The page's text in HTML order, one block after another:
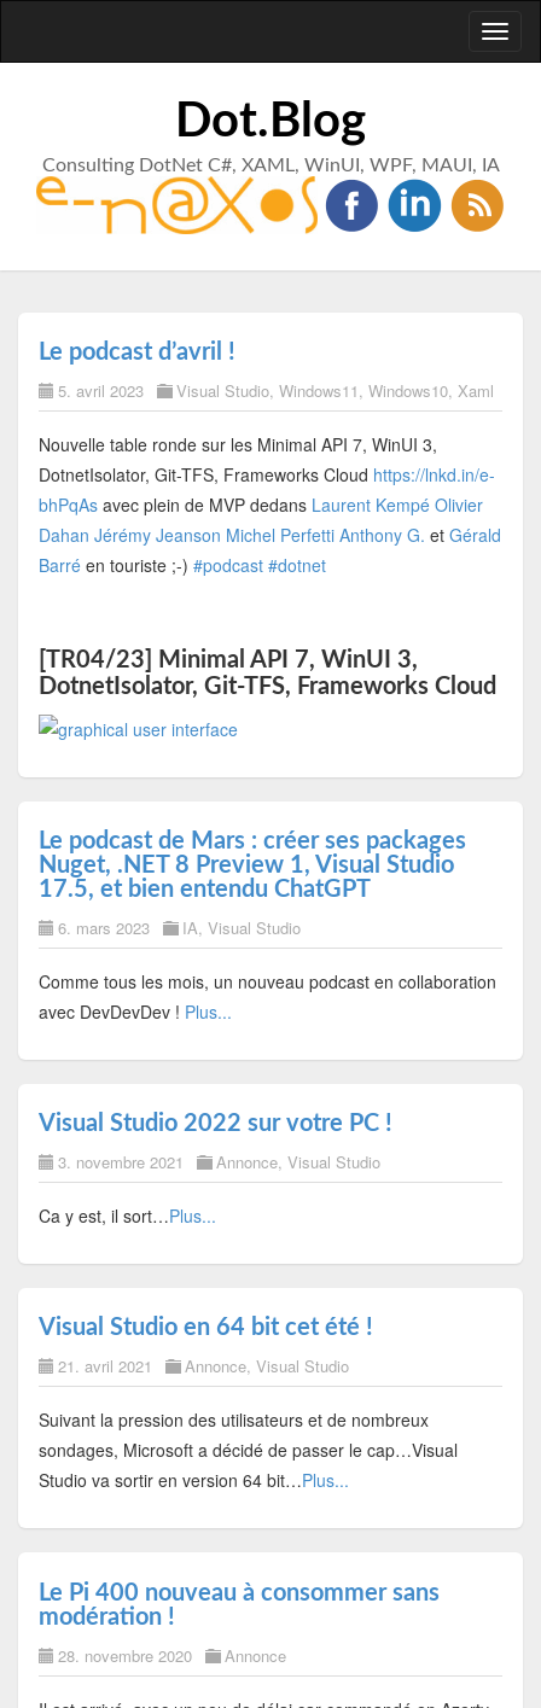
Dot.Blog
Consulting DotNet C#, XAML, WinUI, WPF, MAUI, IA
Le podcast d’avril !
5. avril 2023 Visual Studio, Windows11, Windows10, Xaml
Nouvelle table ronde sur les Minimal API 7, WinUI 3,
DotnetIsolator, Git-TFS, Frameworks Cloud https://lnkd.in/e-
bhPqAsavec plein de MVP dedans Laurent Kempé Olivier
Dahan Jérémy Jeanson Michel Perfetti Anthony G. et Gérald
Barréen touriste ;-) #podcast #dotnet
[TR04/23] Minimal API 7, WinUI 3,
DotnetIsolator, Git-TFS, Frameworks Cloud
Le podcast de Mars : créer ses packages
Nuget, .NET 8 Preview 1, Visual Studio
17.5, et bien entendu ChatGPT
6. mars 2023 IA, Visual Studio
Comme tous les mois, un nouveau podcast en collaboration
avec DevDevDev ! Plus...
Visual Studio 2022 sur votre PC !
3. novembre 2021 Annonce, Visual Studio
Ca y est, il sort…Plus...
Visual Studio en 64 bit cet été !
21. avril 2021 Annonce, Visual Studio
Suivant la pression des utilisateurs et de nombreux
sondages, Microsoft a décidé de passer le cap…Visual
Studio va sortir en version 64 bit…Plus...
Le Pi 400 nouveau à consommer sans
modération !
28. novembre 2020 Annonce